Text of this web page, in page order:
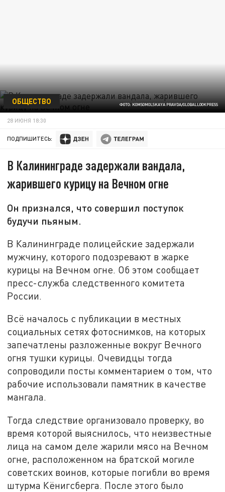
ФОТО: KOMSOMOLSKAYA PRAVDA/GLOBALLOOKPRESS
ОБЩЕСТВО
28 ИЮНЯ 18:30
ПОДПИШИТЕСЬ:
В Калининграде задержали вандала,
жарившего курицу на Вечном огне
Он признался, что совершил поступок
будучи пьяным.
В Калининграде полицейские задержали
мужчину, которого подозревают в жарке
курицы на Вечном огне. Об этом сообщает
пресс-служба следственного комитета
России.
Всё началось с публикации в местных
социальных сетях фотоснимков, на которых
запечатлены разложенные вокруг Вечного
огня тушки курицы. Очевидцы тогда
сопроводили посты комментарием о том, что
рабочие использовали памятник в качестве
мангала.
Тогда следствие организовало проверку, во
время которой выяснилось, что неизвестные
лица на самом деле жарили мясо на Вечном
огне, расположенном на братской могиле
советских воинов, которые погибли во время
штурма Кёнигсберга. После этого было